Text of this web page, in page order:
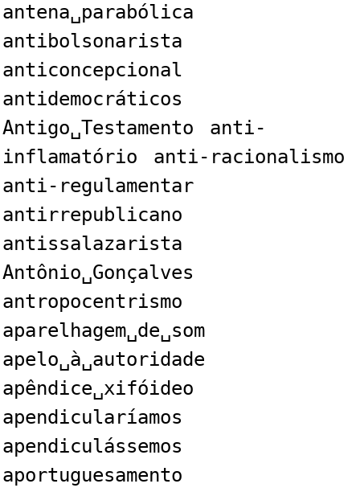
antena␣parabólica
antibolsonarista
anticoncepcional
antidemocráticos
Antigo␣Testamento
anti-
inflamatório
anti-racionalismo
anti-regulamentar
antirrepublicano
antissalazarista
Antônio␣Gonçalves
antropocentrismo
aparelhagem␣de␣som
apelo␣à␣autoridade
apêndice␣xifóideo
apendicularíamos
apendiculássemos
aportuguesamento